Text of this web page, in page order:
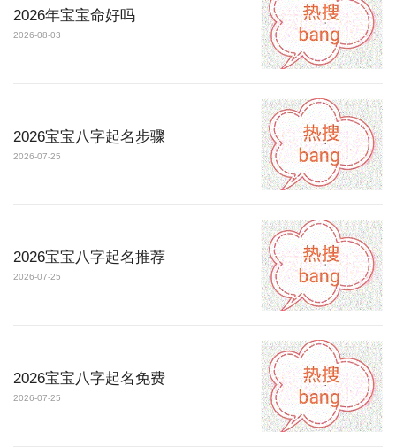
2026年宝宝命好吗
2026-08-03
2026宝宝八字起名步骤
2026-07-25
2026宝宝八字起名推荐
2026-07-25
2026宝宝八字起名免费
2026-07-25